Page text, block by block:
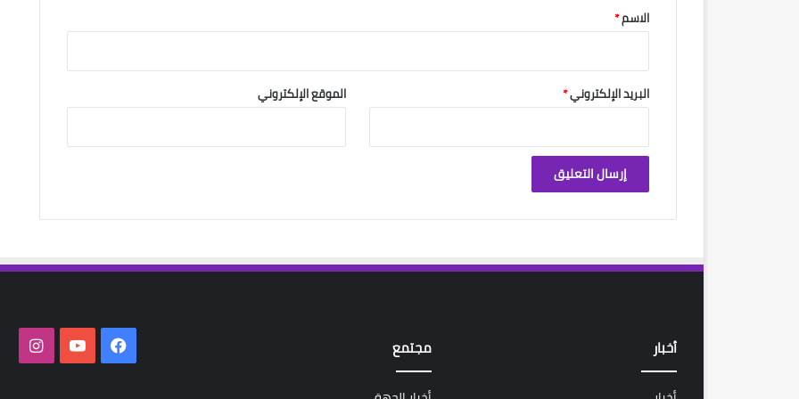
*
الاسم*
البريد الإلكتروني* الموقع الإلكتروني
أخبار مجتمع فيسبوك‫YouTube